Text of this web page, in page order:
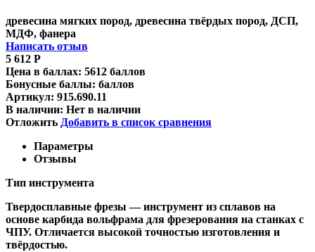
древесина мягких пород, древесина твёрдых пород, ДСП,
МДФ, фанера
Написать отзыв
5 612 Р
Цена в баллах: 5612 баллов
Бонусные баллы: баллов
Артикул: 915.690.11
В наличии: Нет в наличии
Отложить Добавить в список сравнения
Параметры
Отзывы
Тип инструмента
Твердосплавные фрезы — инструмент из сплавов на
основе карбида вольфрама для фрезерования на станках с
ЧПУ. Отличается высокой точностью изготовления и
твёрдостью.